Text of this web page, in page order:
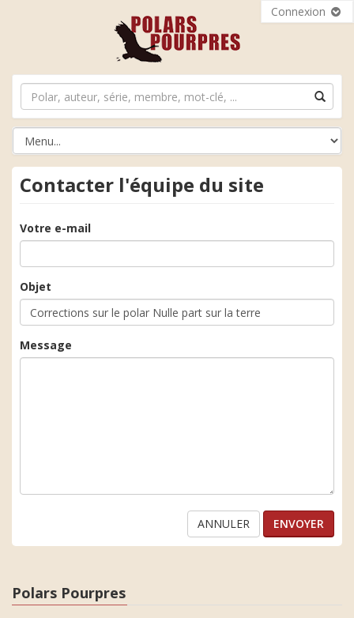
Connexion
Contacter l'équipe du site
Votre e-mail
Objet
Message
ANNULER
Polars Pourpres